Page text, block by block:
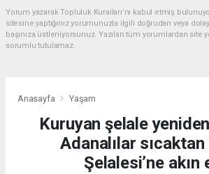
Yorum yazarak Topluluk Kuralları’nı kabul etmiş
sitesine yaptığınız yorumunuzla ilgili doğrudan veya
başınıza üstleniyorsunuz. Yazılan tüm yorumlardan
sorumlu tutulamaz.
Anasayfa Yaşam
Kuruyan şelale
Adanalılar
Şelalesi’ne akın